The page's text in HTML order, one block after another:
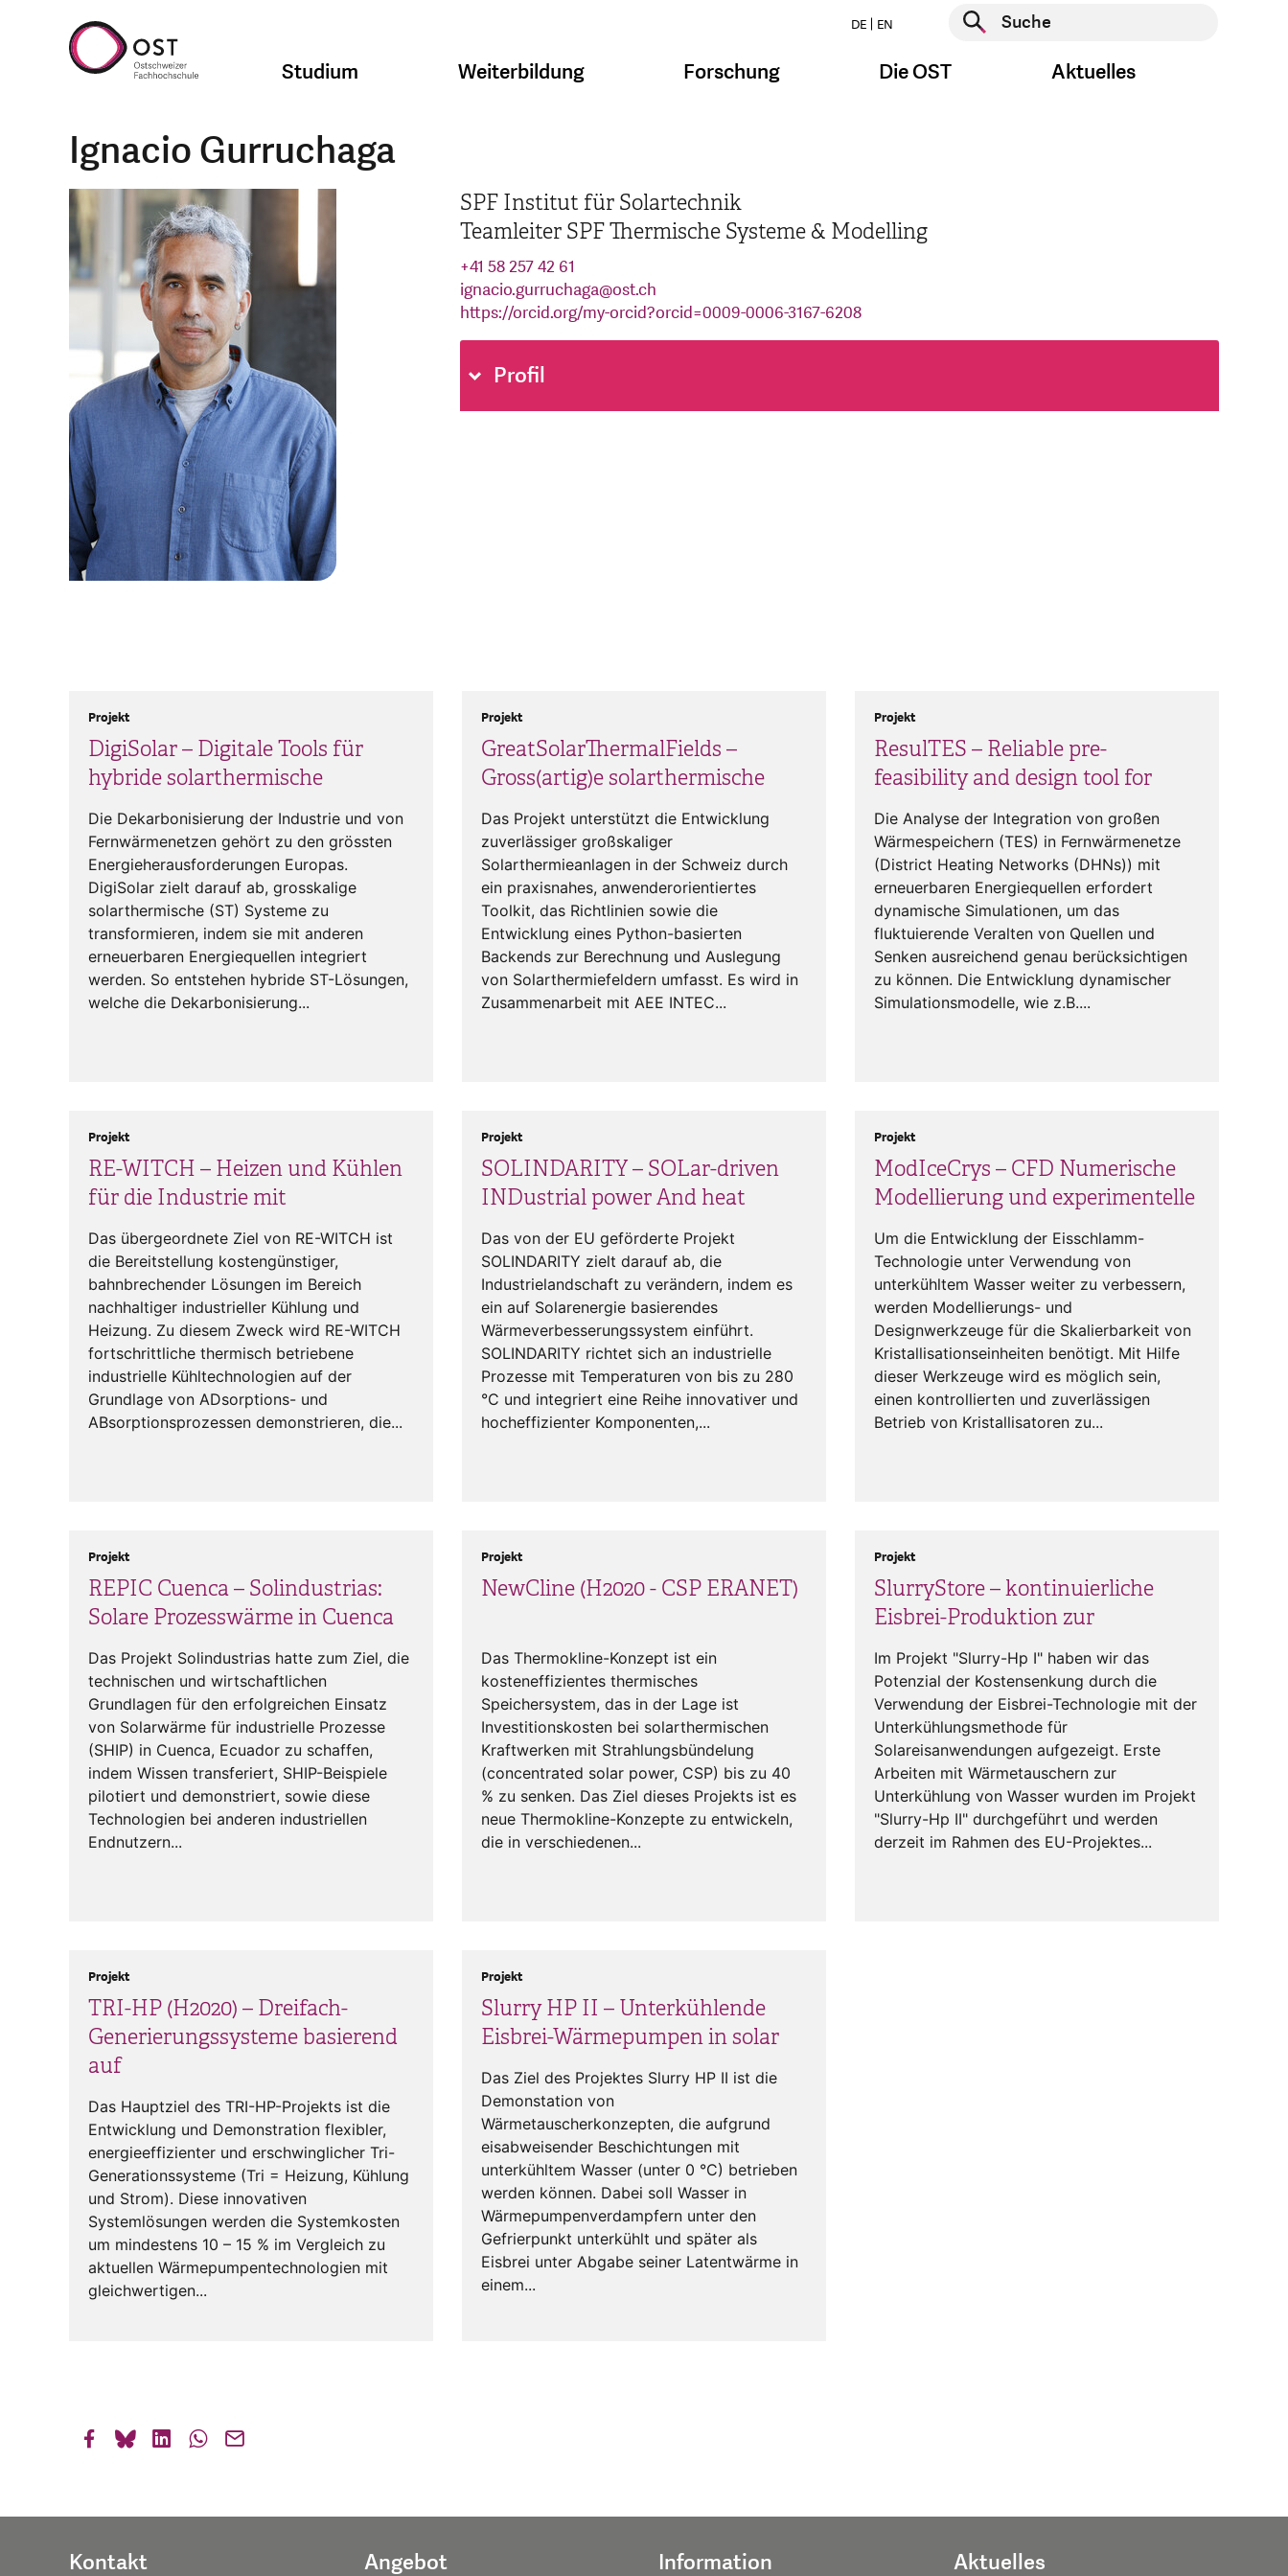
DE EN
Suche starten
Studium Weiterbildung Forschung Die OST Aktuelles
Ignacio Gurruchaga
SPF Institut für Solartechnik
Teamleiter SPF Thermische Systeme & Modelling
+41 58 257 42 61
ignacio.gurruchaga@ost.ch
https://orcid.org/my-orcid?orcid=0009-0006-3167-6208
Profil
DigiSolar – Digitale Tools für
hybride solarthermische
Projekt
Die Dekarbonisierung der Industrie und von
Fernwärmenetzen gehört zu den grössten
Energieherausforderungen Europas.
DigiSolar zielt darauf ab, grosskalige
solarthermische (ST) Systeme zu
transformieren, indem sie mit anderen
erneuerbaren Energiequellen integriert
werden. So entstehen hybride ST-Lösungen,
welche die Dekarbonisierung...
GreatSolarThermalFields –
Gross(artig)e solarthermische
Projekt
Das Projekt unterstützt die Entwicklung
zuverlässiger großskaliger
Solarthermieanlagen in der Schweiz durch
ein praxisnahes, anwenderorientiertes
Toolkit, das Richtlinien sowie die
Entwicklung eines Python-basierten
Backends zur Berechnung und Auslegung
von Solarthermiefeldern umfasst. Es wird in
Zusammenarbeit mit AEE INTEC...
ResulTES – Reliable pre-
feasibility and design tool for
Projekt
Die Analyse der Integration von großen
Wärmespeichern (TES) in Fernwärmenetze
(District Heating Networks (DHNs)) mit
erneuerbaren Energiequellen erfordert
dynamische Simulationen, um das
fluktuierende Veralten von Quellen und
Senken ausreichend genau berücksichtigen
zu können. Die Entwicklung dynamischer
Simulationsmodelle, wie z.B....
RE-WITCH – Heizen und Kühlen
für die Industrie mit
Projekt
Das übergeordnete Ziel von RE-WITCH ist
die Bereitstellung kostengünstiger,
bahnbrechender Lösungen im Bereich
nachhaltiger industrieller Kühlung und
Heizung. Zu diesem Zweck wird RE-WITCH
fortschrittliche thermisch betriebene
industrielle Kühltechnologien auf der
Grundlage von ADsorptions- und
ABsorptionsprozessen demonstrieren, die...
SOLINDARITY – SOLar-driven
INDustrial power And heat
Projekt
Das von der EU geförderte Projekt
SOLINDARITY zielt darauf ab, die
Industrielandschaft zu verändern, indem es
ein auf Solarenergie basierendes
Wärmeverbesserungssystem einführt.
SOLINDARITY richtet sich an industrielle
Prozesse mit Temperaturen von bis zu 280
°C und integriert eine Reihe innovativer und
hocheffizienter Komponenten,...
ModIceCrys – CFD Numerische
Modellierung und experimentelle
Projekt
Um die Entwicklung der Eisschlamm-
Technologie unter Verwendung von
unterkühltem Wasser weiter zu verbessern,
werden Modellierungs- und
Designwerkzeuge für die Skalierbarkeit von
Kristallisationseinheiten benötigt. Mit Hilfe
dieser Werkzeuge wird es möglich sein,
einen kontrollierten und zuverlässigen
Betrieb von Kristallisatoren zu...
REPIC Cuenca – Solindustrias:
Solare Prozesswärme in Cuenca
Projekt
Das Projekt Solindustrias hatte zum Ziel, die
technischen und wirtschaftlichen
Grundlagen für den erfolgreichen Einsatz
von Solarwärme für industrielle Prozesse
(SHIP) in Cuenca, Ecuador zu schaffen,
indem Wissen transferiert, SHIP-Beispiele
pilotiert und demonstriert, sowie diese
Technologien bei anderen industriellen
Endnutzern...
NewCline (H2020 - CSP ERANET)
Projekt
Das Thermokline-Konzept ist ein
kosteneffizientes thermisches
Speichersystem, das in der Lage ist
Investitionskosten bei solarthermischen
Kraftwerken mit Strahlungsbündelung
(concentrated solar power, CSP) bis zu 40
% zu senken. Das Ziel dieses Projekts ist es
neue Thermokline-Konzepte zu entwickeln,
die in verschiedenen...
SlurryStore – kontinuierliche
Eisbrei-Produktion zur
Projekt
Im Projekt "Slurry-Hp I" haben wir das
Potenzial der Kostensenkung durch die
Verwendung der Eisbrei-Technologie mit der
Unterkühlungsmethode für
Solareisanwendungen aufgezeigt. Erste
Arbeiten mit Wärmetauschern zur
Unterkühlung von Wasser wurden im Projekt
"Slurry-Hp II" durchgeführt und werden
derzeit im Rahmen des EU-Projektes...
TRI-HP (H2020) – Dreifach-
Generierungssysteme basierend
auf
Projekt
Das Hauptziel des TRI-HP-Projekts ist die
Entwicklung und Demonstration flexibler,
energieeffizienter und erschwinglicher Tri-
Generationssysteme (Tri = Heizung, Kühlung
und Strom). Diese innovativen
Systemlösungen werden die Systemkosten
um mindestens 10 – 15 % im Vergleich zu
aktuellen Wärmepumpentechnologien mit
gleichwertigen...
Slurry HP II – Unterkühlende
Eisbrei-Wärmepumpen in solar
Projekt
Das Ziel des Projektes Slurry HP II ist die
Demonstation von
Wärmetauscherkonzepten, die aufgrund
eisabweisender Beschichtungen mit
unterkühltem Wasser (unter 0 °C) betrieben
werden können. Dabei soll Wasser in
Wärmepumpenverdampfern unter den
Gefrierpunkt unterkühlt und später als
Eisbrei unter Abgabe seiner Latentwärme in
einem...
Kontakt Angebot Information Aktuelles